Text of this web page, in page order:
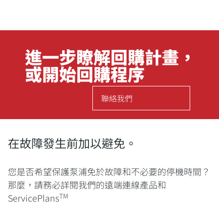
進一步瞭解回購計畫，
或開始回購程序
聯絡我們
在故障發生前加以避免。
您是否希望保護泵浦免於故障和不必要的停機時間？
那麼，請務必詳閱我們的遠端連線產品和
ServicePlansTM